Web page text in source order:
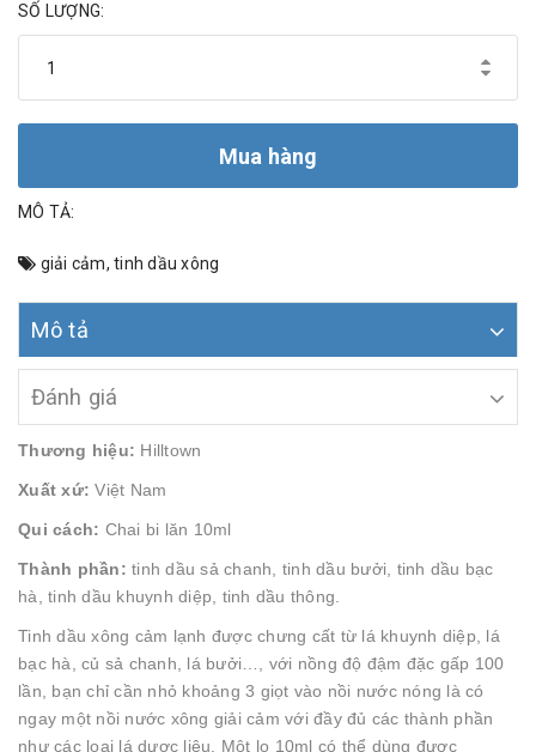
SỐ LƯỢNG:
Mua hàng
MÔ TẢ:
giải cảm, tinh dầu xông
Mô tả
Đánh giá
Thương hiệu: Hilltown
Xuất xứ: Việt Nam
Qui cách: Chai bi lăn 10ml
Thành phần: tinh dầu sả chanh, tinh dầu bưởi, tinh dầu bạc
hà, tinh dầu khuynh diệp, tinh dầu thông.
Tinh dầu xông cảm lạnh được chưng cất từ lá khuynh diệp, lá
bạc hà, củ sả chanh, lá bưởi…, với nồng độ đậm đặc gấp 100
lần, bạn chỉ cần nhỏ khoảng 3 giọt vào nồi nước nóng là có
ngay một nồi nước xông giải cảm với đầy đủ các thành phần
như các loại lá dược liệu. Một lọ 10ml có thể dùng được